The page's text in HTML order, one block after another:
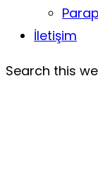
İletişim
Search this